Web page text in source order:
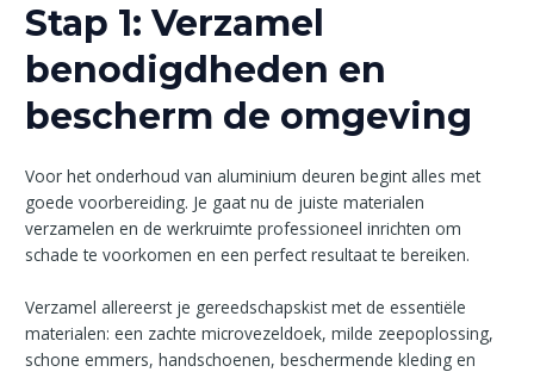
Stap 1: Verzamel
benodigdheden en
bescherm de omgeving
Voor het onderhoud van aluminium deuren begint alles met
goede voorbereiding. Je gaat nu de juiste materialen
verzamelen en de werkruimte professioneel inrichten om
schade te voorkomen en een perfect resultaat te bereiken.
Verzamel allereerst je gereedschapskist met de essentiële
materialen: een zachte microvezeldoek, milde zeepoplossing,
schone emmers, handschoenen, beschermende kleding en